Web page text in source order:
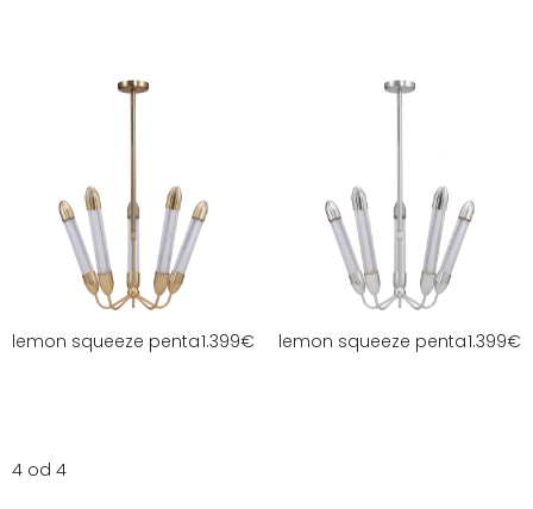
lemon squeeze penta1.399€ lemon squeeze penta1.399€
4 od 4